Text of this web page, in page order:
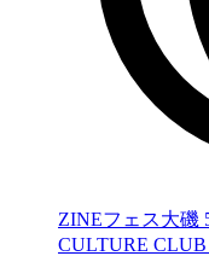
ZINEフェス大磯
CULTURE